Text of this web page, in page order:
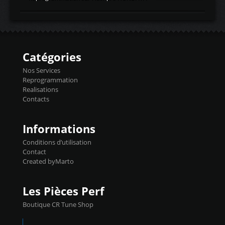
d'admissiontemp ex. pour atmo -30- 80°C
temperaturetemperature ldr moteurtemp
Injecteurs + Flashpro 1370€ TTC Le
précise et performante. Vous pourrez
basculer de la carto sans plomb à Ethanol à
l'aide du flashpro OPTION ECONOMIQUES
Reprog SP 98 sur le calculateur d'origine
450€ TTC Un gain d'environ 10cv et 15nm
Catégories
Nos Services
Reprogrammation
Realisations
Contacts
Informations
Conditions d’utilisation
Contact
Created byMarto
Les Pièces Perf
Boutique CR Tune Shop